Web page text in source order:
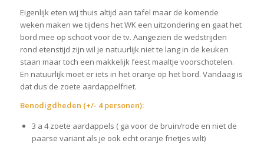
Eigenlijk eten wij thuis altijd aan tafel maar de komende
weken maken we tijdens het WK een uitzondering en gaat het
bord mee op schoot voor de tv. Aangezien de wedstrijden
rond etenstijd zijn wil je natuurlijk niet te lang in de keuken
staan maar toch een makkelijk feest maaltje voorschotelen.
En natuurlijk moet er iets in het oranje op het bord. Vandaag is
dat dus de zoete aardappelfriet.
Benodigdheden (+/- 4 personen):
3 a 4 zoete aardappels ( ga voor de bruin/rode en niet de
paarse variant als je ook echt oranje frietjes wilt)